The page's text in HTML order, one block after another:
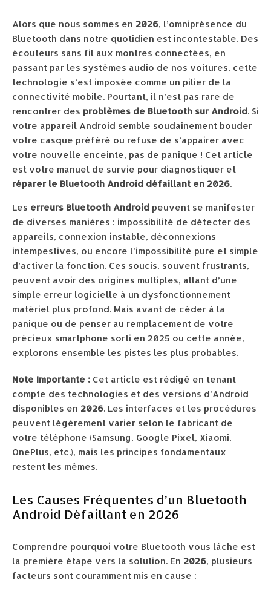
Alors que nous sommes en 2026, l’omniprésence du
Bluetooth dans notre quotidien est incontestable. Des
écouteurs sans fil aux montres connectées, en
passant par les systèmes audio de nos voitures, cette
technologie s’est imposée comme un pilier de la
connectivité mobile. Pourtant, il n’est pas rare de
rencontrer des problèmes de Bluetooth sur Android. Si
votre appareil Android semble soudainement bouder
votre casque préféré ou refuse de s’appairer avec
votre nouvelle enceinte, pas de panique ! Cet article
est votre manuel de survie pour diagnostiquer et
réparer le Bluetooth Android défaillant en 2026.
Les erreurs Bluetooth Android peuvent se manifester
de diverses manières : impossibilité de détecter des
appareils, connexion instable, déconnexions
intempestives, ou encore l’impossibilité pure et simple
d’activer la fonction. Ces soucis, souvent frustrants,
peuvent avoir des origines multiples, allant d’une
simple erreur logicielle à un dysfonctionnement
matériel plus profond. Mais avant de céder à la
panique ou de penser au remplacement de votre
précieux smartphone sorti en 2025 ou cette année,
explorons ensemble les pistes les plus probables.
Note Importante : Cet article est rédigé en tenant
compte des technologies et des versions d’Android
disponibles en 2026. Les interfaces et les procédures
peuvent légèrement varier selon le fabricant de
votre téléphone (Samsung, Google Pixel, Xiaomi,
OnePlus, etc.), mais les principes fondamentaux
restent les mêmes.
Les Causes Fréquentes d’un Bluetooth
Android Défaillant en 2026
Comprendre pourquoi votre Bluetooth vous lâche est
la première étape vers la solution. En 2026, plusieurs
facteurs sont couramment mis en cause :